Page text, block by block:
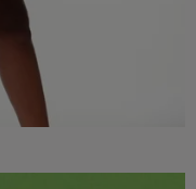
20H à L'autre canal